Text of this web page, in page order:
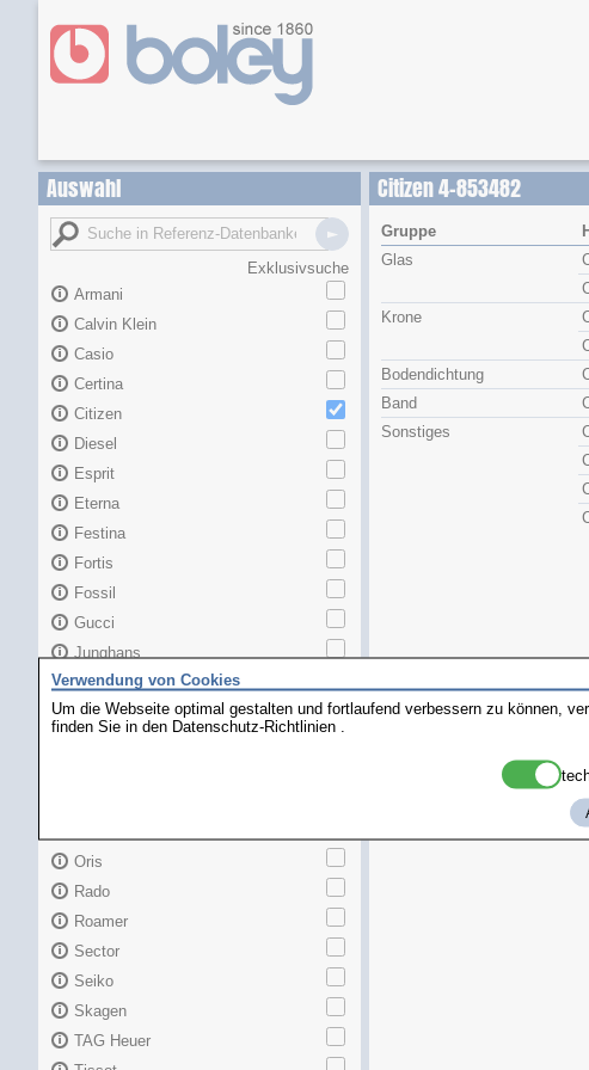
Auswahl
Exklusivsuche
Armani
Calvin Klein
Casio
Certina
Citizen
Diesel
Esprit
Eterna
Festina
Fortis
Fossil
Gucci
Junghans
Longines
Maurice Lacroix
Oris
Rado
Roamer
Sector
Seiko
Skagen
TAG Heuer
Citizen 4-853482
Gruppe
Glas
Krone
Bodendichtung
Band
Sonstiges
Verwendung von Cookies
Um die Webseite optimal gestalten und fortlaufend verbessern zu können,
finden Sie in den Datenschutz-Richtlinien